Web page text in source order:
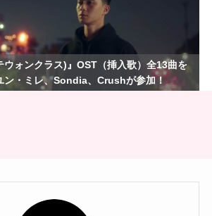
ウォンクラス)』OST（挿入歌）全13曲を
ン・ミレ、Sondia、Crushが参加！